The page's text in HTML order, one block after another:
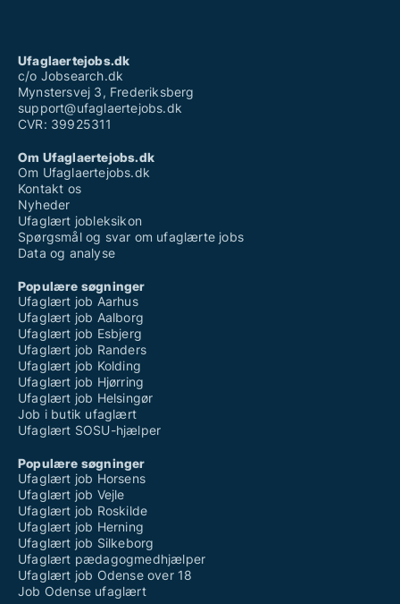
Ufaglaertejobs.dk
c/o Jobsearch.dk
Mynstersvej 3, Frederiksberg
support@ufaglaertejobs.dk
CVR: 39925311
Om Ufaglaertejobs.dk
Om Ufaglaertejobs.dk
Kontakt os
Nyheder
Ufaglært jobleksikon
Spørgsmål og svar om ufaglærte jobs
Data og analyse
Populære søgninger
Ufaglært job Aarhus
Ufaglært job Aalborg
Ufaglært job Esbjerg
Ufaglært job Randers
Ufaglært job Kolding
Ufaglært job Hjørring
Ufaglært job Helsingør
Job i butik ufaglært
Ufaglært SOSU-hjælper
Populære søgninger
Ufaglært job Horsens
Ufaglært job Vejle
Ufaglært job Roskilde
Ufaglært job Herning
Ufaglært job Silkeborg
Ufaglært pædagogmedhjælper
Ufaglært job Odense over 18
Job Odense ufaglært